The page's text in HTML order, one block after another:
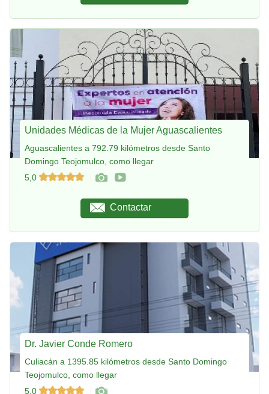
Unidades Médicas de la Mujer Aguascalientes
Aguascalientes a 792.79 kilómetros desde Santo
Domingo Teojomulco, como llegar
5,0
Contactar
Dr. Javier Conde Romero
Culiacán a 1395.85 kilómetros desde Santo Domingo
Teojomulco, como llegar
5,0